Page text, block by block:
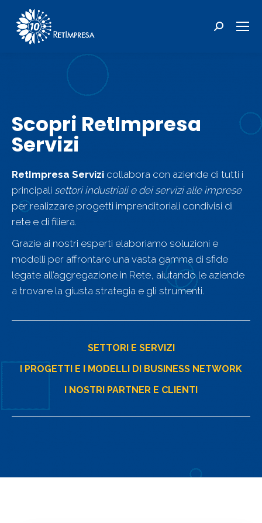
Cerca:
Scopri RetImpresa
Servizi
RetImpresa Servizi collabora con aziende di tutti i
principali settori industriali e dei servizi alle imprese
per realizzare progetti imprenditoriali condivisi di
rete e di filiera.
Grazie ai nostri esperti elaboriamo soluzioni e
modelli per affrontare una vasta gamma di sfide
legate all’aggregazione in Rete, aiutando le aziende
a trovare la giusta strategia e gli strumenti.
SETTORI E SERVIZI
I PROGETTI E I MODELLI DI BUSINESS NETWORK
I NOSTRI PARTNER E CLIENTI
RetImpresa Servizi
Utilzza il form per scriverci e richiedere informazioni.
Messaggio
Dichiaro di aver letto l'informativa sulla privacy
e di accettare i termini e le condizioni*
Invia